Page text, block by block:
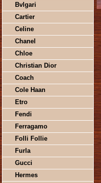
Bvlgari
Cartier
Celine
Chanel
Chloe
Christian Dior
Coach
Cole Haan
Etro
Fendi
Ferragamo
Folli Follie
Furla
Gucci
Hermes